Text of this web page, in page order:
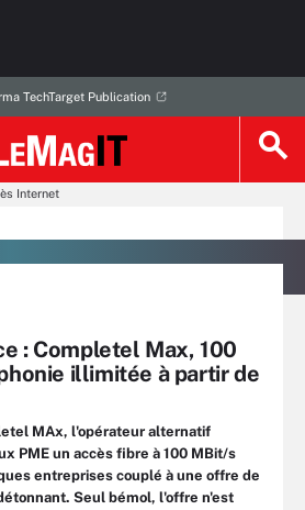
TechTarget Publication
Internet
: Completel Max, 100
illimitée à partir de
MAx, l'opérateur alternatif
PME un accès fibre à 100 MBit/s
entreprises couplé à une offre de
Seul bémol, l'offre n'est